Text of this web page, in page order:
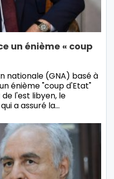
un énième « coup
nationale (GNA) basé à
énième "coup d'Etat"
l'est libyen, le
a assuré la…